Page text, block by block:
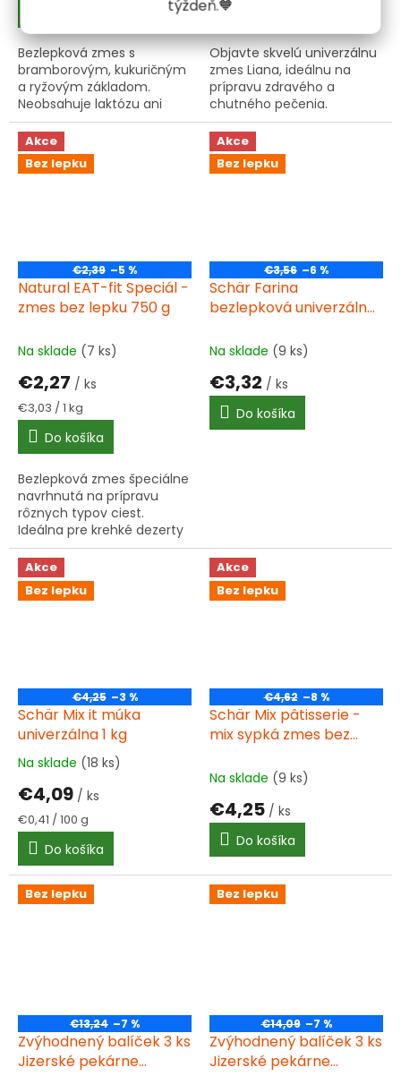
Bezlepková zmes s
bramborovým, kukuričným
a ryžovým základom.
Neobsahuje laktózu ani
lepok, vhodná na pečenie
slaných aj sladkých dobrôt.
Objavte skvelú univerzálnu
zmes Liana, ideálnu na
prípravu zdravého a
chutného pečenia.
Akce
Bez lepku
€2,39 –5 %
Natural EAT-fit Speciál -
zmes bez lepku 750 g
Na sklade (7 ks)
€2,27 / ks
Jednotková
cena:
€3,03 / 1 kg
Do košíka
Bezlepková zmes špeciálne
navrhnutá na prípravu
rôznych typov ciest.
Ideálna pre krehké dezerty
a pečivo.
Akce
Bez lepku
€3,56 –6 %
Schär Farina
bezlepková univerzálna
Na sklade (9 ks)
€3,32 / ks
Do košíka
Akce
Bez lepku
€4,25 –3 %
Schär Mix it múka
univerzálna 1 kg
Priemerné
produktu
je
4,0
5
hviezdičiek.
Na sklade (18 ks)
€4,09 / ks
Jednotková
cena:
€0,41 / 100 g
Do košíka
Akce
Bez lepku
€4,62 –8 %
Schär Mix pâtisserie -
mix sypká zmes bez
kypriacim práškom 1 kg
Na sklade (9 ks)
€4,25 / ks
Do košíka
Bez lepku
€13,24 –7 %
Zvýhodnený balíček 3 ks
Jizerské pekárne
Bez lepku
€14,09 –7 %
Zvýhodnený balíček 3 ks
Jizerské pekárne
týždeň.🧡